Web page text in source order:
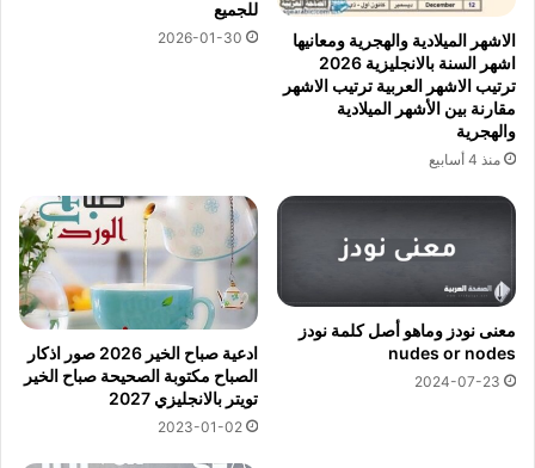
الاشهر الميلادية والهجرية ومعانيها
اشهر السنة بالانجليزية 2026
ترتيب الاشهر العربية ترتيب الاشهر
مقارنة بين الأشهر الميلادية
والهجرية
منذ 4 أسابيع
للجميع
2026-01-30
معنى نودز وماهو أصل كلمة نودز
nudes or nodes
2024-07-23
ادعية صباح الخير 2026 صور اذكار
الصباح مكتوبة الصحيحة صباح الخير
تويتر بالانجليزي 2027
2023-01-02